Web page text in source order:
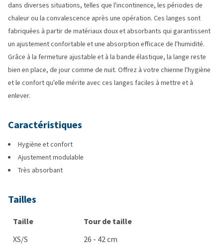
dans diverses situations, telles que l'incontinence, les périodes de
chaleur ou la convalescence après une opération. Ces langes sont
fabriquées à partir de matériaux doux et absorbants qui garantissent
un ajustement confortable et une absorption efficace de l'humidité.
Grâce à la fermeture ajustable et à la bande élastique, la lange reste
bien en place, de jour comme de nuit. Offrez à votre chienne l'hygiène
et le confort qu'elle mérite avec ces langes faciles à mettre et à
enlever.
Caractéristiques
Hygiène et confort
Ajustement modulable
Très absorbant
Tailles
Taille
Tour de taille
XS/S
26 - 42 cm